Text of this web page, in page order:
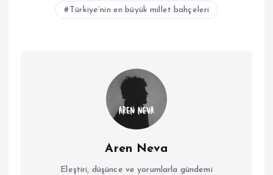
Türkiye’nin en büyük millet bahçeleri
Aren Neva
Eleştiri, düşünce ve yorumlarla gündemi